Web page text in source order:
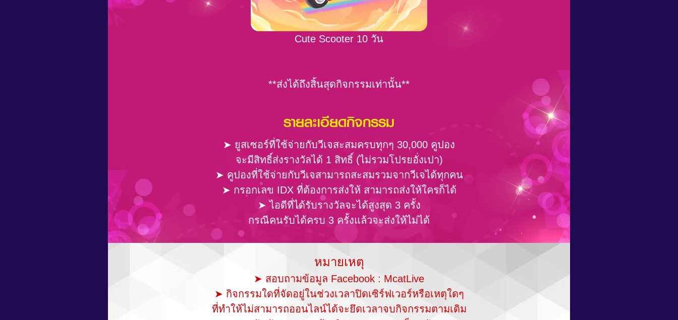
Cute Scooter 10 วัน
**ส่งได้ถึงสิ้นสุดกิจกรรมเท่านั้น**
รายละเอียดกิจกรรม
➤ ยูสเซอร์ที่ใช้จ่ายกับวีเจสะสมครบทุกๆ 30,000 คูปอง
จะมีสิทธิ์ส่งรางวัลได้ 1 สิทธิ์ (ไม่รวมโปรยอั่งเปา)
➤ คูปองที่ใช้จ่ายกับวีเจสามารถสะสมรวมจากวีเจได้ทุกคน
➤ กรอกเลข IDX ที่ต้องการส่งให้ สามารถส่งให้ใครก็ได้
➤ ไอดีที่ได้รับรางวัลจะได้สูงสุด 3 ครั้ง
กรณีคนรับได้ครบ 3 ครั้งแล้วจะส่งให้ไม่ได้
หมายเหตุ
➤ สอบถามข้อมูล Facebook : McatLive
➤ กิจกรรมใดที่จัดอยู่ในช่วงเวลาปิดเซิร์ฟเวอร์หรือเหตุใดๆ
ที่ทำให้ไม่สามารถออนไลน์ได้จะยึดเวลาจบกิจกรรมตามเดิม